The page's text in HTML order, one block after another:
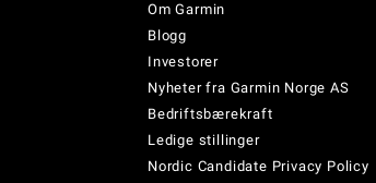
Om Garmin
Blogg
Investorer
Nyheter fra Garmin Norge AS
Bedriftsbærekraft
Ledige stillinger
Nordic Candidate Privacy Policy